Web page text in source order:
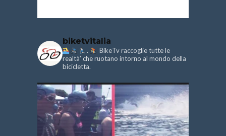
biketvitalia
.
BikeTv raccoglie tutte le
realtà’ che ruotano intorno al mondo della
bicicletta.